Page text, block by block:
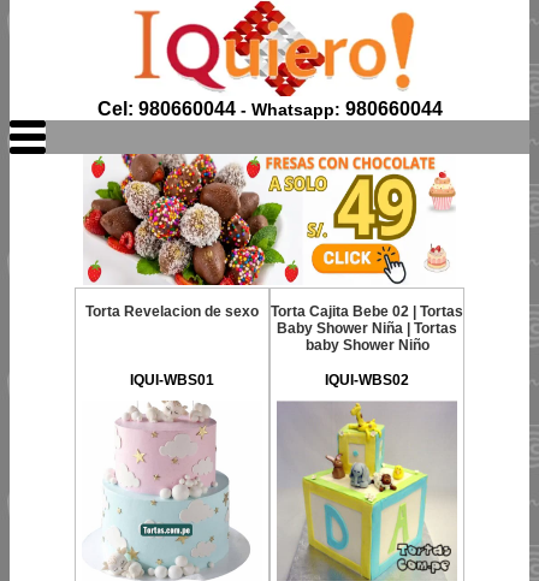
Cel: 980660044- Whatsapp: 980660044
Torta Revelacion de sexo
IQUI-WBS01
Torta Cajita Bebe 02 | Tortas
Baby Shower Niña | Tortas
baby Shower Niño
IQUI-WBS02